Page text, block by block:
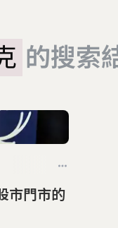
的搜索
市門市的